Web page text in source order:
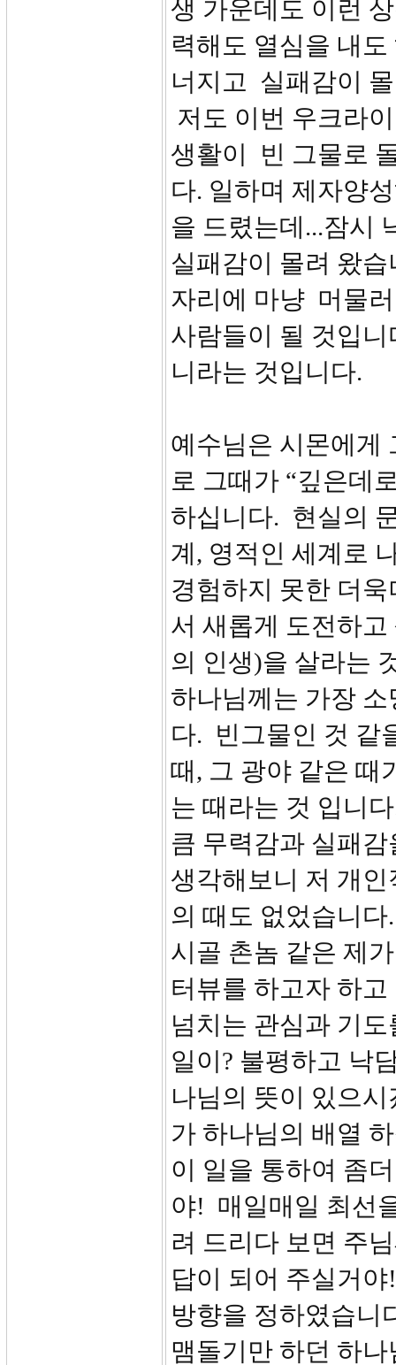
생 가운데도 이런
력해도 열심을 내
너지고 실패감이
저도 이번 우크라
생활이 빈 그물로
다. 일하며 제자양
을 드렸는데...잠시
실패감이 몰려 왔
자리에 마냥 머물
사람들이 될 것입
니라는 것입니다.
예수님은 시몬에게
로 그때가 “깊은데
하십니다. 현실의
계, 영적인 세계로
경험하지 못한 더
서 새롭게 도전하
의 인생)을 살라는
하나님께는 가장
다. 빈그물인 것 같
때, 그 광야 같은 때
는 때라는 것 입니
큼 무력감과 실패
생각해보니 저 개
의 때도 없었습니
시골 촌놈 같은 제
터뷰를 하고자 하
넘치는 관심과 기
일이? 불평하고 낙
나님의 뜻이 있으
가 하나님의 배열
이 일을 통하여 좀
야! 매일매일 최선
려 드리다 보면 주
답이 되어 주실거
방향을 정하였습니
맴돌기만 하던 하